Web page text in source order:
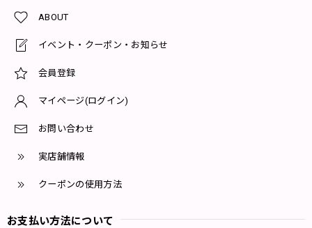
ABOUT
イベント・クーポン・お知らせ
会員登録
マイページ(ログイン)
お問い合わせ
実店舗情報
クーポンの使用方法
お支払い方法について